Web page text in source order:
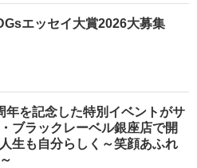
エッセイ大賞2026大募集
年を記念した特別イベントがサ
ブラックレーベル銀座店で開
生も自分らしく～笑顔あふれ